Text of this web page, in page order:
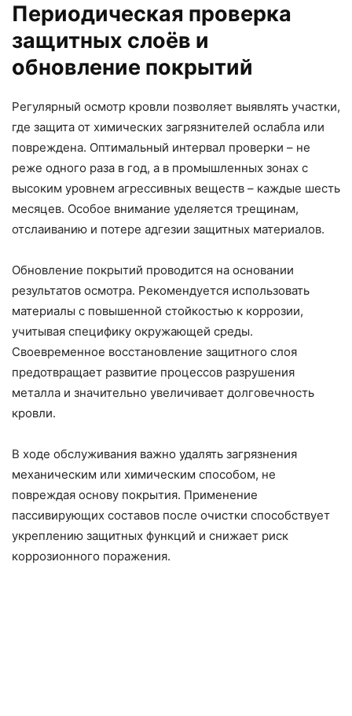
Периодическая проверка
защитных слоёв и
обновление покрытий
Регулярный осмотр кровли позволяет выявлять участки,
где защита от химических загрязнителей ослабла или
повреждена. Оптимальный интервал проверки – не
реже одного раза в год, а в промышленных зонах с
высоким уровнем агрессивных веществ – каждые шесть
месяцев. Особое внимание уделяется трещинам,
отслаиванию и потере адгезии защитных материалов.
Обновление покрытий проводится на основании
результатов осмотра. Рекомендуется использовать
материалы с повышенной стойкостью к коррозии,
учитывая специфику окружающей среды.
Своевременное восстановление защитного слоя
предотвращает развитие процессов разрушения
металла и значительно увеличивает долговечность
кровли.
В ходе обслуживания важно удалять загрязнения
механическим или химическим способом, не
повреждая основу покрытия. Применение
пассивирующих составов после очистки способствует
укреплению защитных функций и снижает риск
коррозионного поражения.